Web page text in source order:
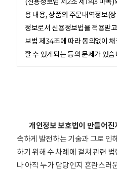
용 내용, 상품의 주문내역정보(
정보로서 신용정보법을 적용받
보법 제34조에 따라 동의없이
할 수 있게되는 등의 문제가 있습
개인정보 보호법이 만들어
속하게 발전하는 기술과 그로 인
하기 위해 수 차례에 걸쳐 관련
나 아직 누가 담당인지 혼란스러